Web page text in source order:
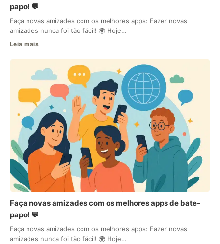
papo! 💬
Faça novas amizades com os melhores apps: Fazer novas
amizades nunca foi tão fácil! 🌍 Hoje…
Leia mais
Faça novas amizades com os melhores apps de bate-
papo! 💬
Faça novas amizades com os melhores apps: Fazer novas
amizades nunca foi tão fácil! 🌍 Hoje…